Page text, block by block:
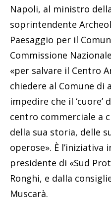
Napoli, al ministro
soprintendente
Paesaggio per il
Commissione
«per salvare il Centro
chiedere al Comune di
impedire che il
centro commerciale a
della sua storia, delle
operose». È l’iniziativa
presidente di «Sud
Ronghi, e dalla
Muscarà.